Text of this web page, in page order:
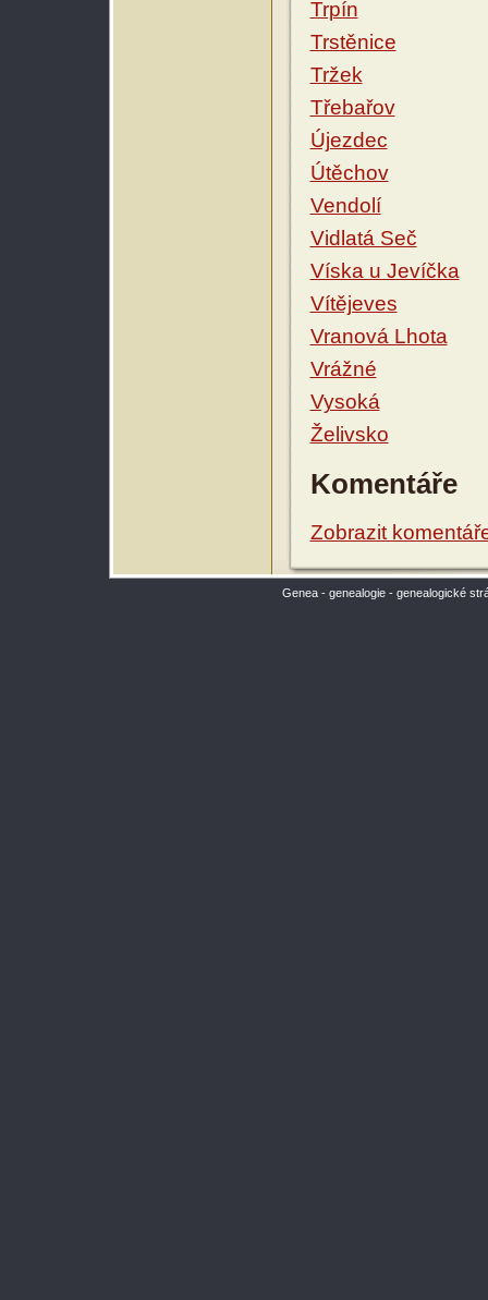
Trpín
Trstěnice
Tržek
Třebařov
Újezdec
Útěchov
Vendolí
Vidlatá Seč
Víska u Jevíčka
Vítějeves
Vranová Lhota
Vrážné
Vysoká
Želivsko
Komentáře
Zobrazit
Genea - genealogie - genealogické